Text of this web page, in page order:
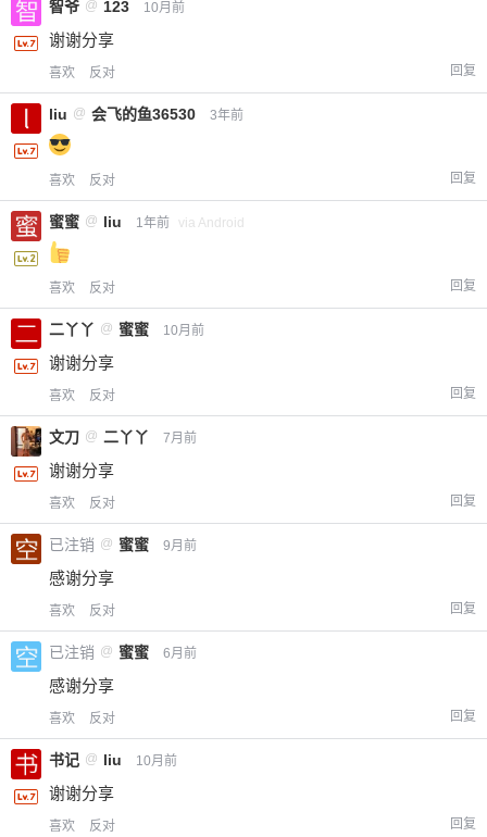
智爷 @ 123 10月前
谢谢分享
喜欢 反对 回复
liu @ 会飞的鱼36530 3年前
喜欢 反对 回复
蜜蜜 @ liu 1年前 via Android
喜欢 反对 回复
二丫丫 @ 蜜蜜 10月前
谢谢分享
喜欢 反对 回复
文刀 @ 二丫丫 7月前
谢谢分享
喜欢 反对 回复
已注销 @ 蜜蜜 9月前
感谢分享
喜欢 反对 回复
已注销 @ 蜜蜜 6月前
感谢分享
喜欢 反对 回复
书记 @ liu 10月前
谢谢分享
喜欢 反对 回复